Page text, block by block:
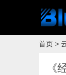
首页 >
《